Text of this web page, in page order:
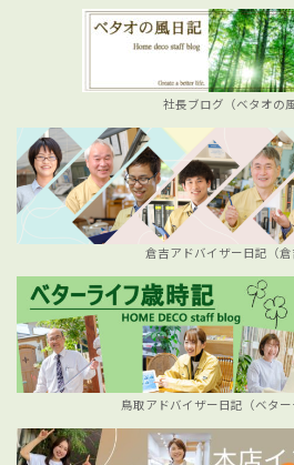
社長ブログ（ベタオの
倉吉アドバイザー日記（倉
鳥取アドバイザー日記（ベター